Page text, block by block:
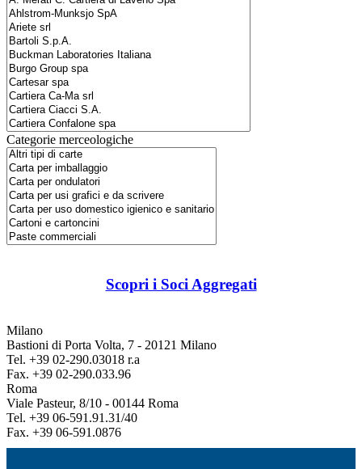
Categorie merceologiche
Scopri i Soci Aggregati
Milano
Bastioni di Porta Volta, 7 - 20121 Milano
Tel. +39 02-290.03018 r.a
Fax. +39 02-290.033.96
Roma
Viale Pasteur, 8/10 - 00144 Roma
Tel. +39 06-591.91.31/40
Fax. +39 06-591.0876